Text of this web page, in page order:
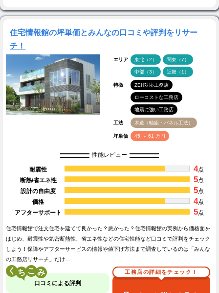
住宅情報館の坪単価とみんなの口コミや評判をリサー
チ！
エリア 東北（2） 関東（7）
中部（3） 近畿（1）
特徴 ZEH対応工務店
ローコストな工務店
地震に強い工務店
工法 木造（軸組・パネル工法）
坪単価 45 ～ 61 万円
性能レビュー
耐震性 4点
断熱/省エネ性
5点
設計の自由度
5点
価格
4点
アフターサポート
5点
住宅情報館で注文住宅を建てて良かった？悪かった？住宅情報館の実例から価格面を
はじめ、耐震性や気密断熱性、省エネ性などの住宅性能など口コミで評判をチェック
しよう！保障やアフターサービスの情報や値下げ方法まで調査しているのは「みんな
の工務店リサーチ」だけ…
く こ
口コミによる評判
工務店の詳細をチェック！